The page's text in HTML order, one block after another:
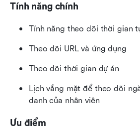
Tính năng chính
Tính năng theo dõi thời gian
Theo dõi URL và ứng dụng
Theo dõi thời gian dự án
Lịch vắng mặt để theo dõi
danh của nhân viên
Ưu điểm